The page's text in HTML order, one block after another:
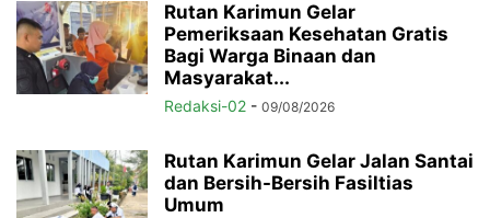
Rutan Karimun Gelar
Pemeriksaan Kesehatan Gratis
Bagi Warga Binaan dan
Masyarakat...
Redaksi-02 - 09/08/2026
Rutan Karimun Gelar Jalan Santai
dan Bersih-Bersih Fasiltias
Umum